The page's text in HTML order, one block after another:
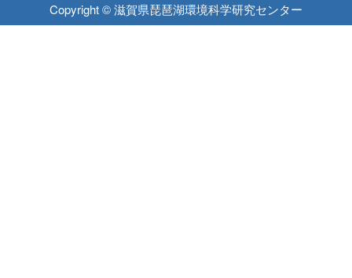
Copyright © 滋賀県琵琶湖環境科学研究センター